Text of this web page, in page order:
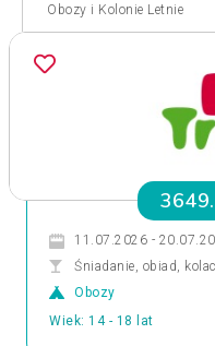
Obozy i Kolonie Letnie
11.07.2026 -
Śniadanie, obiad,
Obozy
Wiek: 14 - 18 lat